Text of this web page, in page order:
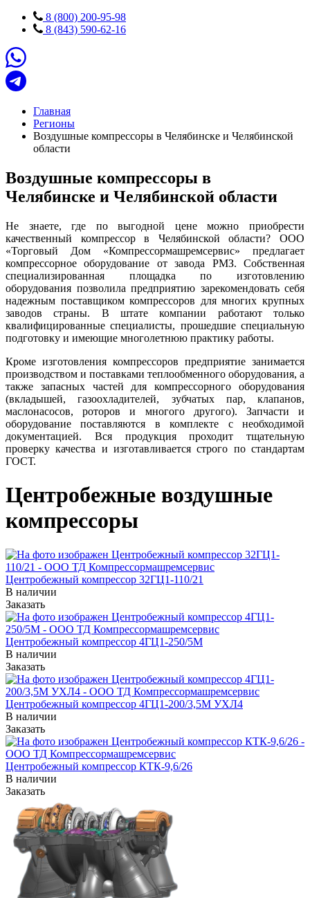
8 (800) 200-95-98
8 (843) 590-62-16
Главная
Регионы
Воздушные компрессоры в Челябинске и Челябинской
области
Воздушные компрессоры в
Челябинске и Челябинской области
Не знаете, где по выгодной цене можно приобрести
качественный компрессор в Челябинской области? ООО
«Торговый Дом «Компрессормашремсервис» предлагает
компрессорное оборудование от завода РМЗ. Собственная
специализированная площадка по изготовлению
оборудования позволила предприятию зарекомендовать себя
надежным поставщиком компрессоров для многих крупных
заводов страны. В штате компании работают только
квалифицированные специалисты, прошедшие специальную
подготовку и имеющие многолетнюю практику работы.
Кроме изготовления компрессоров предприятие занимается
производством и поставками теплообменного оборудования, а
также запасных частей для компрессорного оборудования
(вкладышей, газоохладителей, зубчатых пар, клапанов,
маслонасосов, роторов и многого другого). Запчасти и
оборудование поставляются в комплекте с необходимой
документацией. Вся продукция проходит тщательную
проверку качества и изготавливается строго по стандартам
ГОСТ.
Центробежные воздушные
компрессоры
Центробежный компрессор 32ГЦ1-110/21
В наличии
Заказать
Центробежный компрессор 4ГЦ1-250/5М
В наличии
Заказать
Центробежный компрессор 4ГЦ1-200/3,5М УХЛ4
В наличии
Заказать
Центробежный компрессор КТК-9,6/26
В наличии
Заказать